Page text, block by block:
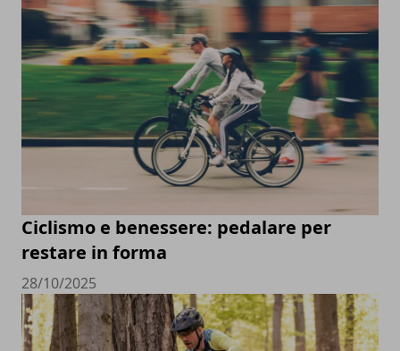
Ciclismo e benessere: pedalare per
restare in forma
28/10/2025